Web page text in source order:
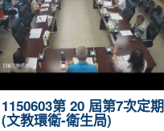
1150603第 20 屆第7次定
(文教環衛-衛生局)